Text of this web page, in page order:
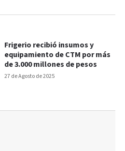
27 de Agosto de 2025
Frigerio recibió insumos y
equipamiento de CTM por más
de 3.000 millones de pesos